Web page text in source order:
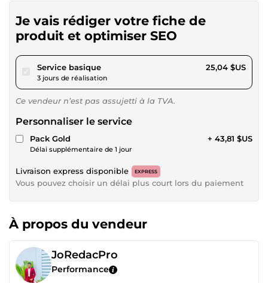
Je vais rédiger votre fiche de
produit et optimiser SEO
Service basiquepour 23,08 $US
3 jours de réalisation
25,04 $US
Ce vendeur n’est pas assujetti à la TVA.
Personnaliser le service
Pack Gold
Délai supplémentaire de 1 jour
+ 43,81 $US
Livraison express disponible EXPRESS
Vous pouvez choisir un délai plus court lors du paiement
À propos du vendeur
JoRedacPro
Performance